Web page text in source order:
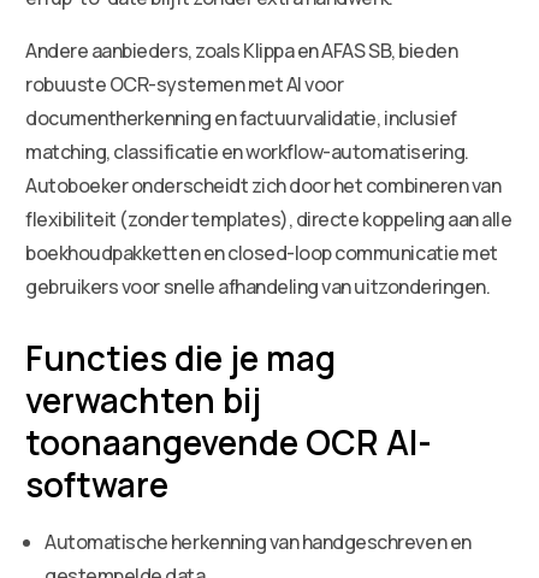
Andere aanbieders, zoals Klippa en AFAS SB, bieden
robuuste OCR-systemen met AI voor
documentherkenning en factuurvalidatie, inclusief
matching, classificatie en workflow-automatisering.
Autoboeker onderscheidt zich door het combineren van
flexibiliteit (zonder templates), directe koppeling aan alle
boekhoudpakketten en closed-loop communicatie met
gebruikers voor snelle afhandeling van uitzonderingen.
Functies die je mag
verwachten bij
toonaangevende OCR AI-
software
Automatische herkenning van handgeschreven en